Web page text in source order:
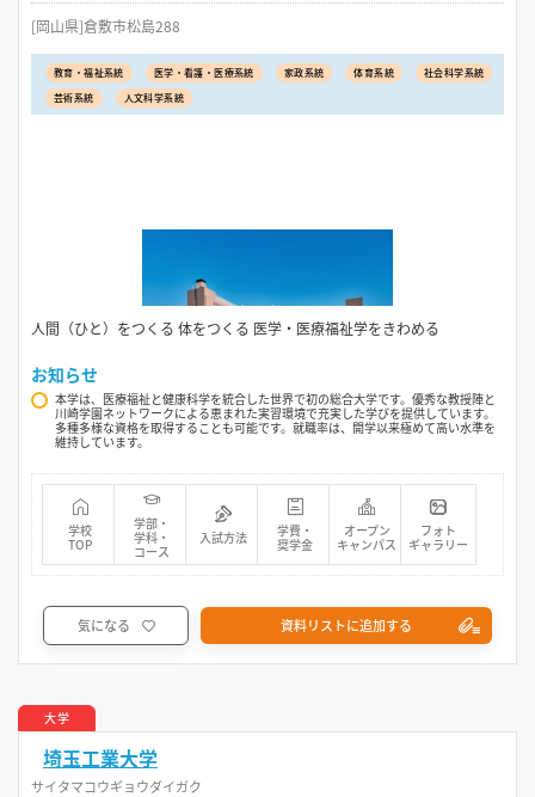
[岡山県]倉敷市松島288
教育・福祉系統 医学・看護・医療系統 家政系統 体育系統
社会科学系統
芸術系統
人文科学系統
人間（ひと）をつくる 体をつくる 医学・医療福祉学をきわめる
お知らせ
本学は、医療福祉と健康科学を統合した世界で初の総合大学です。優秀な教授陣と
川崎学園ネットワークによる恵まれた実習環境で充実した学びを提供しています。
多種多様な資格を取得することも可能です。就職率は、開学以来極めて高い水準を
維持しています。
学校
TOP
学部・
学科・
コース
入試方法
学費・
奨学金
オープン
キャンパス
フォト
ギャラリー
気になる 資料リストに追加する
大学
埼玉工業大学
サイタマコウギョウダイガク